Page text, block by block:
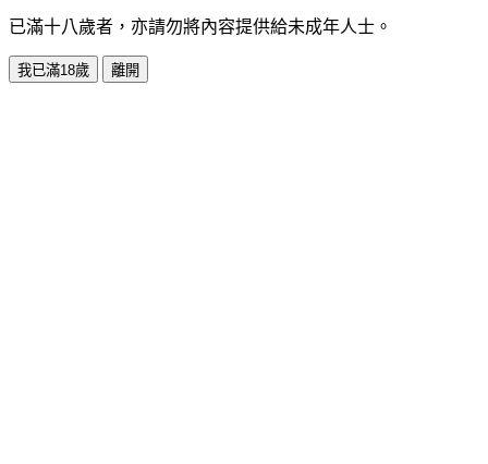
已滿十八歲者，亦請勿將內容提供給未成年人士。
我已滿18歲 離開